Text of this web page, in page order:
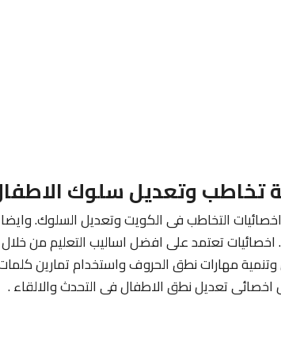
تخاطب وتعديل سلوك
التخاطب فى الكويت وتعديل السلوك. وايضا
تعتمد على افضل اساليب التعليم من
مهارات نطق الحروف واستخدام تمارين
تعديل نطق الاطفال فى التحدث والالقاء .